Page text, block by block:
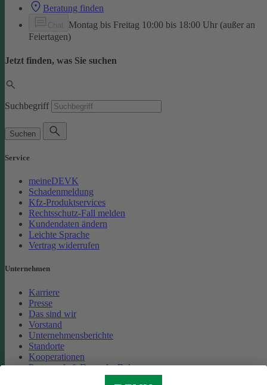
Beratung finden
Montag bis Freitag 10:00 bis 18:00 Uhr (außer an
Feiertagen)
Jetzt finden, was Sie suchen
Suchbegriff
Suchen
Service
meineDEVK
Schadenmeldung
Kfz-Produktservices
Rechtsschutz-Fall melden
Kundendaten ändern
Leichte Sprache
Vertrag widerrufen
Unternehmen
Karriere
Presse
Das sind wir
Vorstand
Unternehmensberichte
Standorte
Kooperationen
Partnerschaft Deutsche Bahn